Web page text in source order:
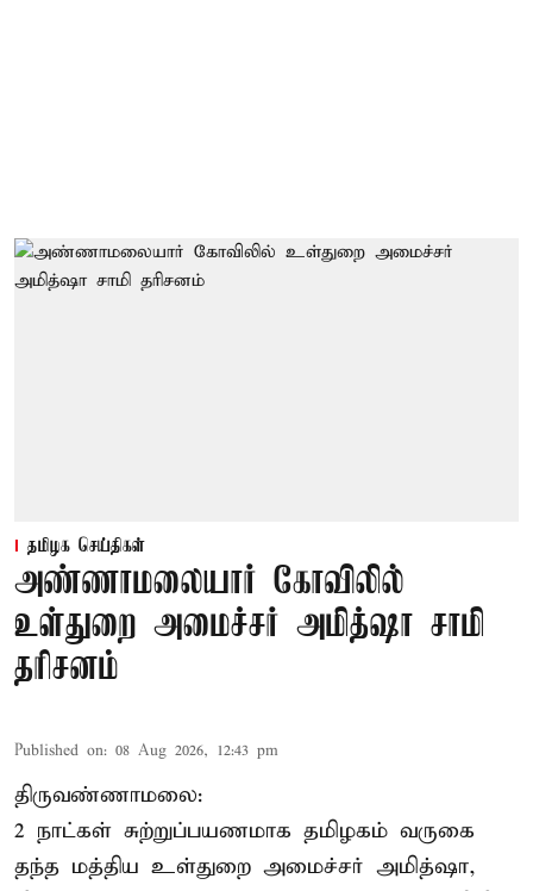
தமிழக செய்திகள்
அண்ணாமலையார் கோவிலில்
உள்துறை அமைச்சர் அமித்ஷா சாமி
தரிசனம்
Published on: 08 Aug 2026, 12:43 pm
திருவண்ணாமலை:
2 நாட்கள் சுற்றுப்பயணமாக தமிழகம் வருகை
தந்த மத்திய உள்துறை அமைச்சர் அமித்ஷா,